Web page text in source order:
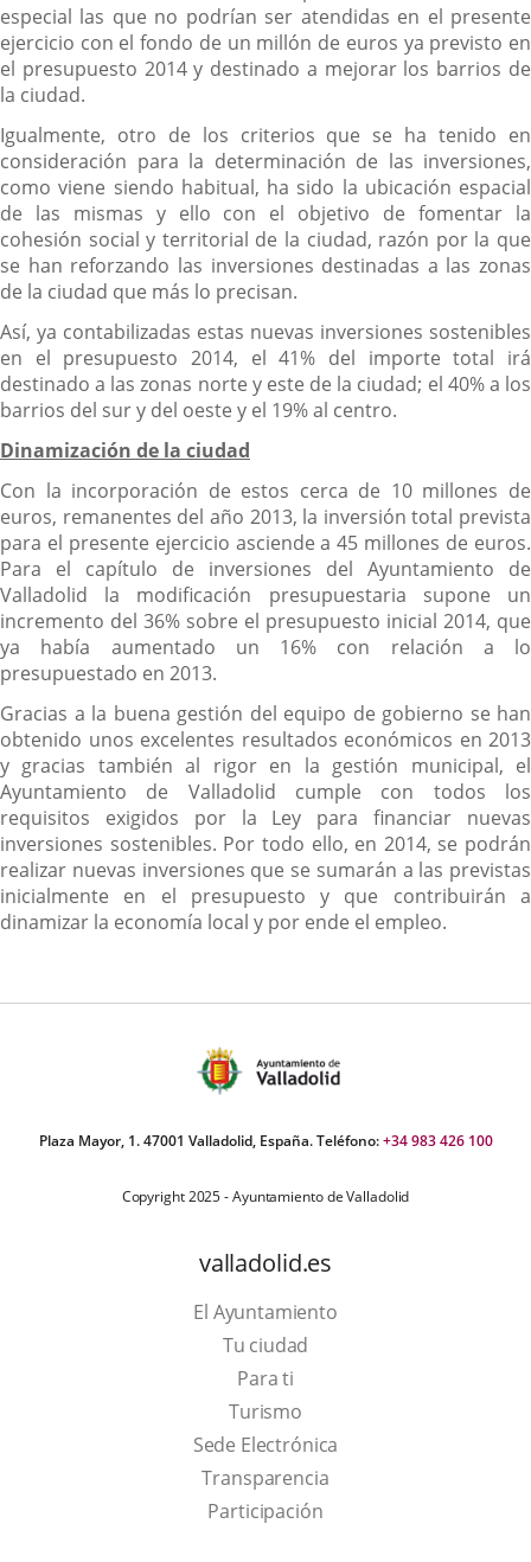
especial las que no podrían ser atendidas en el presente
ejercicio con el fondo de un millón de euros ya previsto en
el presupuesto 2014 y destinado a mejorar los barrios de
la ciudad.
Igualmente, otro de los criterios que se ha tenido en
consideración para la determinación de las inversiones,
como viene siendo habitual, ha sido la ubicación espacial
de las mismas y ello con el objetivo de fomentar la
cohesión social y territorial de la ciudad, razón por la que
se han reforzando las inversiones destinadas a las zonas
de la ciudad que más lo precisan.
Así, ya contabilizadas estas nuevas inversiones sostenibles
en el presupuesto 2014, el 41% del importe total irá
destinado a las zonas norte y este de la ciudad; el 40% a los
barrios del sur y del oeste y el 19% al centro.
Dinamización de la ciudad
Con la incorporación de estos cerca de 10 millones de
euros, remanentes del año 2013, la inversión total prevista
para el presente ejercicio asciende a 45 millones de euros.
Para el capítulo de inversiones del Ayuntamiento de
Valladolid la modificación presupuestaria supone un
incremento del 36% sobre el presupuesto inicial 2014, que
ya había aumentado un 16% con relación a lo
presupuestado en 2013.
Gracias a la buena gestión del equipo de gobierno se han
obtenido unos excelentes resultados económicos en 2013
y gracias también al rigor en la gestión municipal, el
Ayuntamiento de Valladolid cumple con todos los
requisitos exigidos por la Ley para financiar nuevas
inversiones sostenibles. Por todo ello, en 2014, se podrán
realizar nuevas inversiones que se sumarán a las previstas
inicialmente en el presupuesto y que contribuirán a
dinamizar la economía local y por ende el empleo.
Plaza Mayor, 1. 47001 Valladolid, España. Teléfono:+34 983 426 100
Copyright 2025 - Ayuntamiento de Valladolid
valladolid.es
El Ayuntamiento
Tu ciudad
Para ti
TurismoThis
link
will
open
Sede Electrónica
Transparencia
Participación